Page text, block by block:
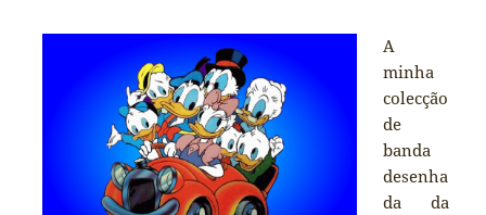
A
minha
colecção
de
banda
desenha
da da